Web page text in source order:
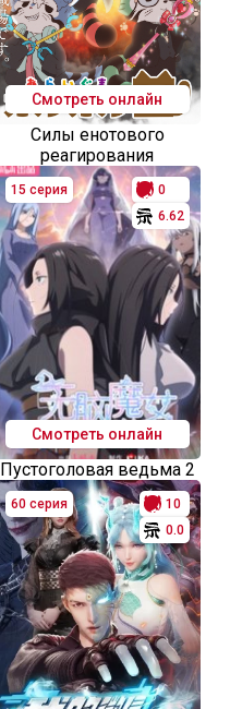
Смотреть онлайн
Силы енотового
реагирования
15 серия
0
6.62
Смотреть онлайн
Пустоголовая ведьма 2
60 серия
10
0.0